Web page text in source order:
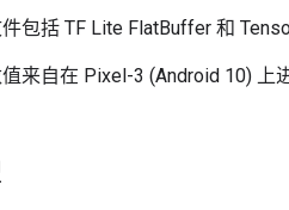
包括 TF Lite FlatBuffer 和
来自在 Pixel-3 (Android 10) 上